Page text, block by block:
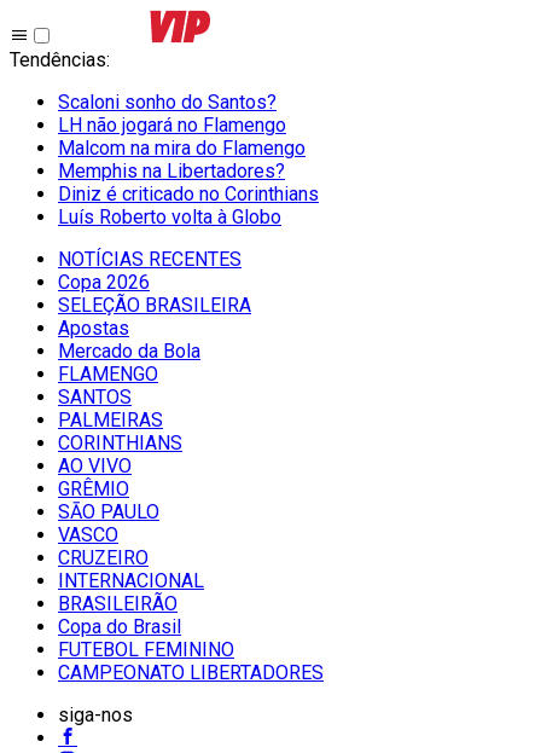
Tendências:
Scaloni sonho do Santos?
LH não jogará no Flamengo
Malcom na mira do Flamengo
Memphis na Libertadores?
Diniz é criticado no Corinthians
Luís Roberto volta à Globo
NOTÍCIAS RECENTES
Copa 2026
SELEÇÃO BRASILEIRA
Apostas
Mercado da Bola
FLAMENGO
SANTOS
PALMEIRAS
CORINTHIANS
AO VIVO
GRÊMIO
SĀO PAULO
VASCO
CRUZEIRO
INTERNACIONAL
BRASILEIRÃO
Copa do Brasil
FUTEBOL FEMININO
CAMPEONATO LIBERTADORES
siga-nos